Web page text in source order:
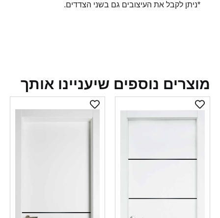
*ניתן לקבל את העיצובים גם בשני הצדדים.
נוספים שיעניינו אותך